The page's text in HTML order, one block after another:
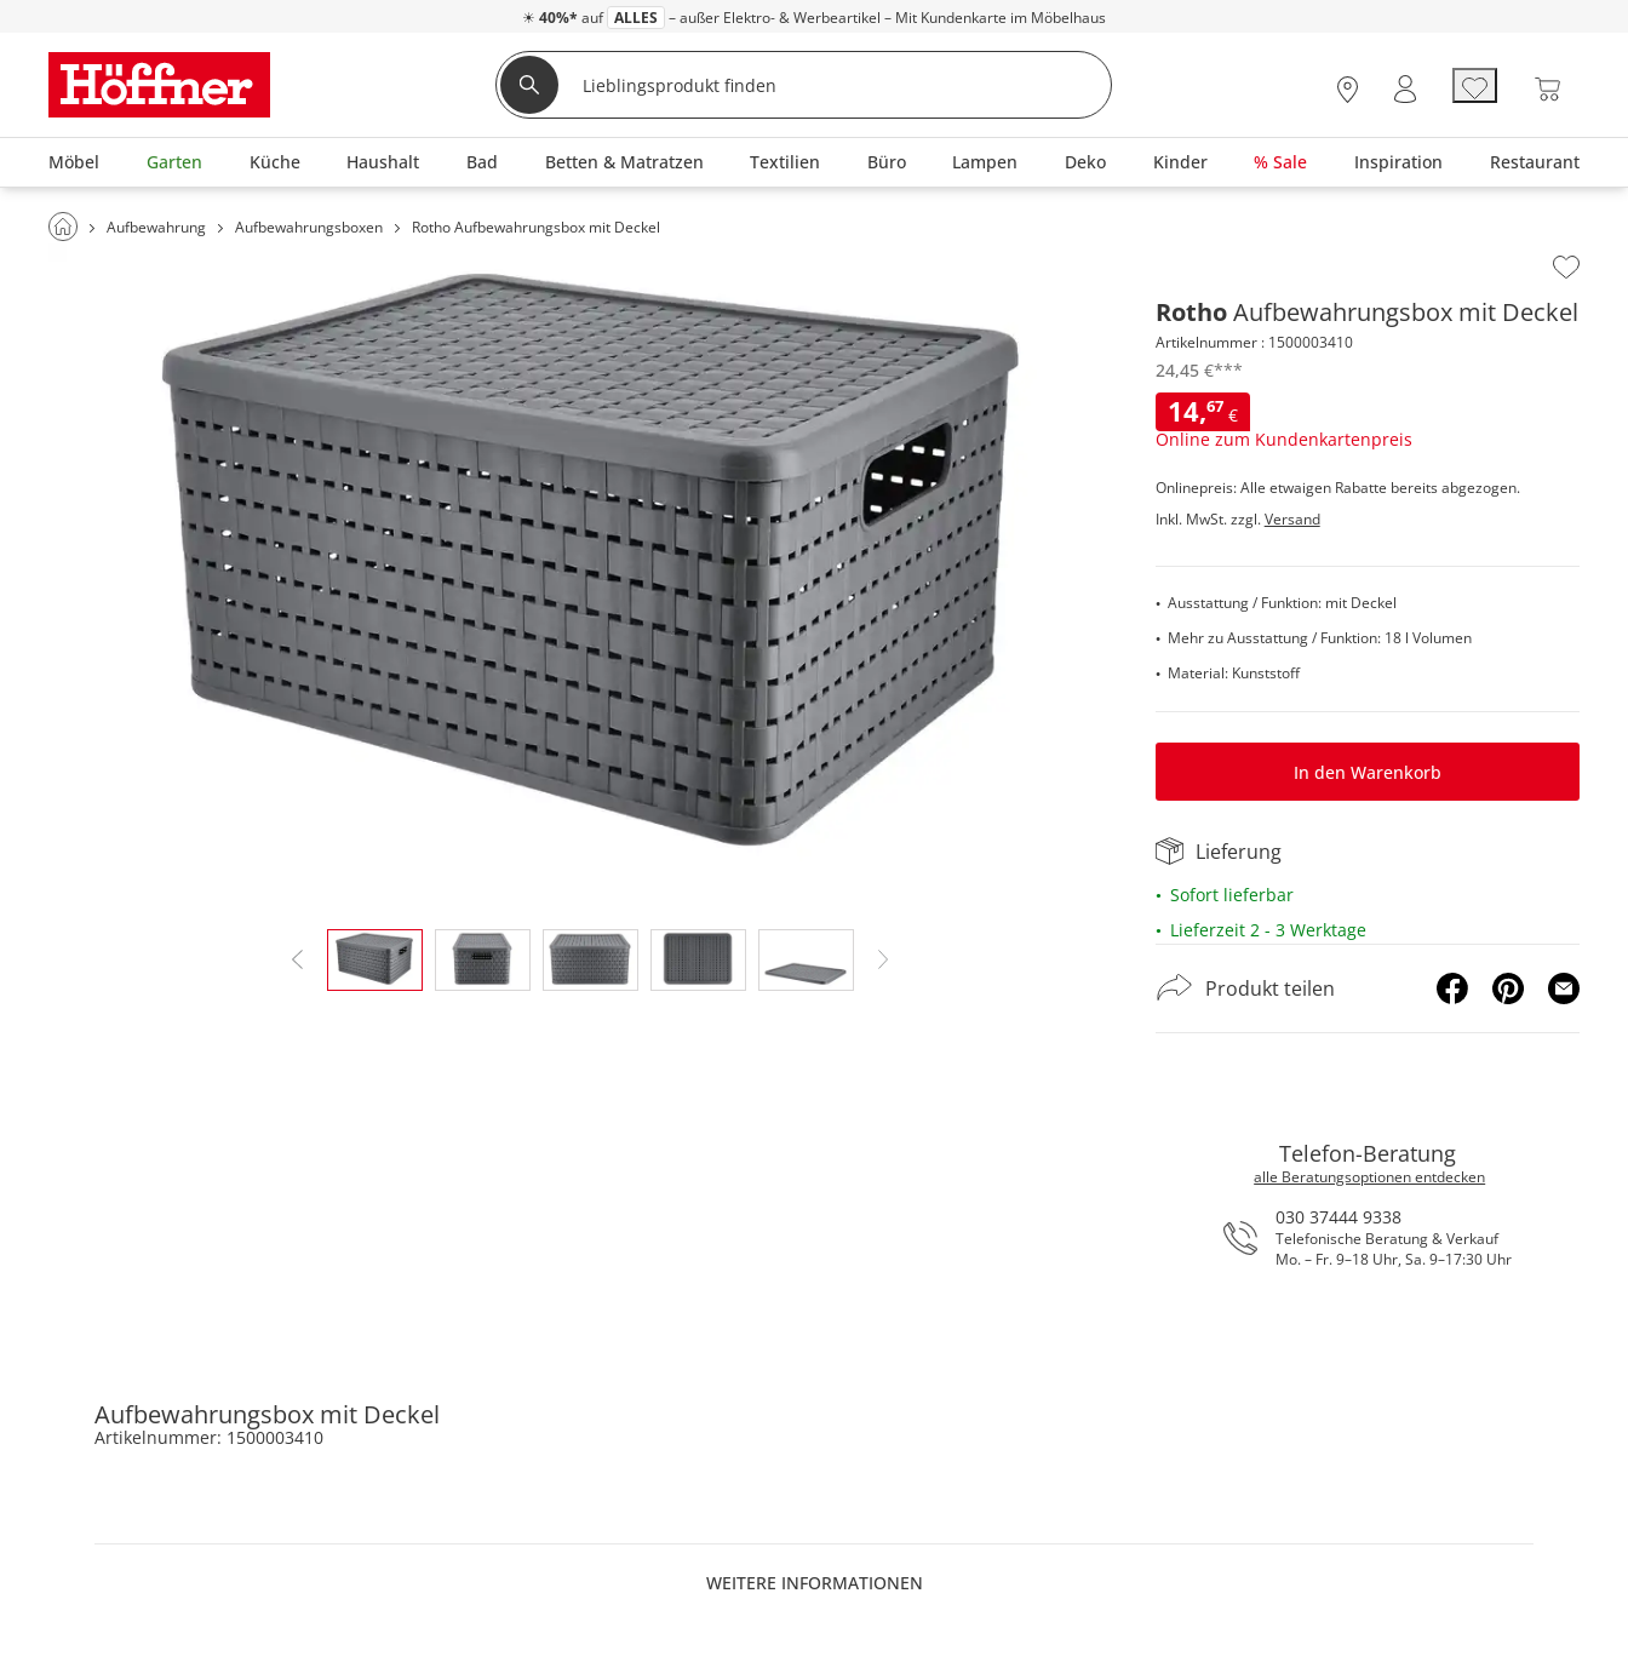
☀ 40%* auf ALLES – außer Elektro- & Werbeartikel – Mit Kundenkarte im Möbelhaus
Möbel Garten Küche Haushalt Bad Betten & Matratzen Textilien Büro Lampen Deko Kinder % Sale Inspiration Restaurant
Aufbewahrung Aufbewahrungsboxen Rotho Aufbewahrungsbox mit Deckel
Zur
RothoAufbewahrungsbox mit Deckel
Artikelnummer : 1500003410
24,45€***
14,67 €
Online zum Kundenkartenpreis
Onlinepreis: Alle etwaigen Rabatte bereits abgezogen.
Inkl. MwSt. zzgl.Versand
Ausstattung / Funktion: mit Deckel
Mehr zu Ausstattung / Funktion: 18 l Volumen
Material: Kunststoff
In den Warenkorb
Lieferung
Sofort lieferbar
Lieferzeit 2 - 3 Werktage
Produkt teilen
Telefon-Beratung
alle Beratungsoptionen entdecken
030 37444 9338
Telefonische Beratung & Verkauf
Mo. – Fr. 9–18 Uhr, Sa. 9–17:30 Uhr
Aufbewahrungsbox mit Deckel
Artikelnummer: 1500003410
WEITERE INFORMATIONEN